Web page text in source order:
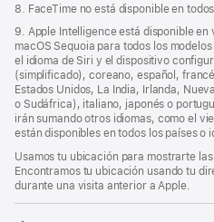
8. FaceTime no está disponible en
9. Apple Intelligence está disponible
macOS Sequoia para todos los
el idioma de Siri y el dispositivo
(simplificado), coreano, español,
Estados Unidos, La India, Irlanda,
o Sudáfrica), italiano, japonés o
irán sumando otros idiomas, como el
están disponibles en todos los países o
Usamos tu ubicación para mostrarte
Encontramos tu ubicación usando tu
durante una visita anterior a Apple.